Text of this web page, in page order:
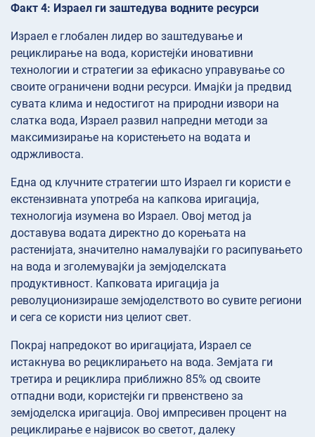
Факт 4: Израел ги заштедува водните ресурси
Израел е глобален лидер во заштедување и
рециклирање на вода, користејќи иновативни
технологии и стратегии за ефикасно управување со
своите ограничени водни ресурси. Имајќи ја предвид
сувата клима и недостигот на природни извори на
слатка вода, Израел развил напредни методи за
максимизирање на користењето на водата и
одржливоста.
Една од клучните стратегии што Израел ги користи е
екстензивната употреба на капкова иригација,
технологија изумена во Израел. Овој метод ја
доставува водата директно до корењата на
растенијата, значително намалувајќи го расипувањето
на вода и зголемувајќи ја земјоделската
продуктивност. Капковата иригација ја
револуционизираше земјоделството во сувите региони
и сега се користи низ целиот свет.
Покрај напредокот во иригацијата, Израел се
истакнува во рециклирањето на вода. Земјата ги
третира и рециклира приближно 85% од своите
отпадни води, користејќи ги првенствено за
земјоделска иригација. Овој импресивен процент на
рециклирање е највисок во светот, далеку